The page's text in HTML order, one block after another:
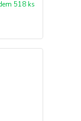
518 ks